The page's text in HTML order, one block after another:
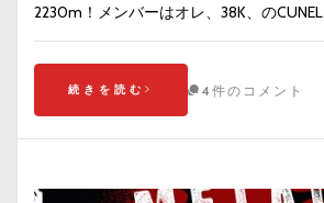
2230m！メンバーはオレ、38K、のCUNEL
続きを読む 4件のコメント